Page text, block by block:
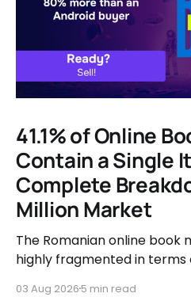
41.1% of Online
Contain a Single
Complete
Million Market
The Romanian online book
highly fragmented in terms
03 Aug 2026 5 min read